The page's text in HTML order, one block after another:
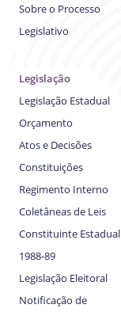
Sobre o Processo
Legislativo
Legislação
Legislação Estadual
Orçamento
Atos e Decisões
Constituições
Regimento Interno
Coletâneas de Leis
Constituinte Estadual
1988-89
Legislação Eleitoral
Notificação de